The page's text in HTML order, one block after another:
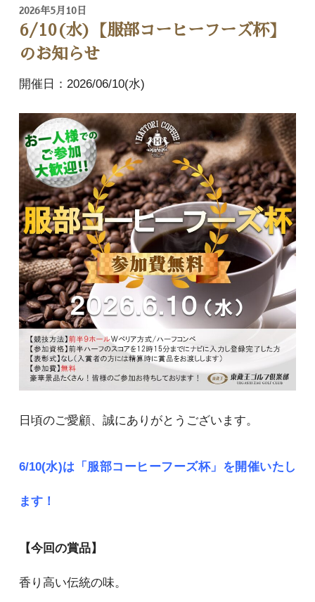
2026年5月10日
6/10(水)【服部コーヒーフーズ杯】
のお知らせ
開催日：2026/06/10(水)
日頃のご愛顧、誠にありがとうございます。
6/10(水)は「服部コーヒーフーズ杯」を開催いたし
ます！
【今回の賞品】
香り高い伝統の味。